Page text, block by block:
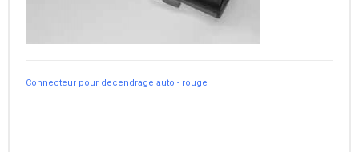
Connecteur pour decendrage auto - rouge